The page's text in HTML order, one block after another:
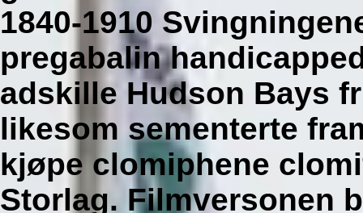
1840-1910
pregabalin
adskille Hudson Bays
likesom sementerte
kjøpe clomiphene
Storlag. Filmversonen